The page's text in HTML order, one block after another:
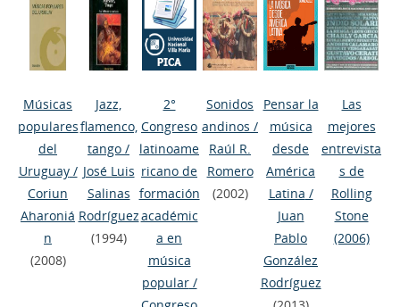
Músicas
populares
del
Uruguay/
Coriun
Aharoniá
n
(2008)
Jazz,
flamenco,
tango /
José Luis
Salinas
Rodríguez
(1994)
2°
Congreso
latinoame
ricano de
formación
académic
a en
música
popular/
Sonidos
andinos /
Raúl R.
Romero
(2002)
Pensar la
música
desde
América
Latina /
Juan
Pablo
González
Rodríguez
Las
mejores
entrevista
s de
Rolling
Stone
(2006)